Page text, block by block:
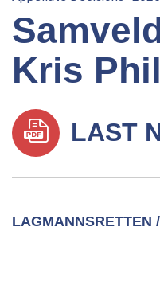
Kris
LAST
LAGMANNSRETTEN